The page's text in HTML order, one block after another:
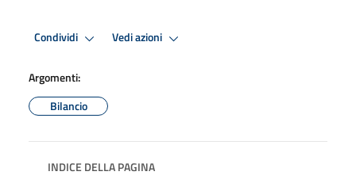
Condividi Vedi azioni
Argomenti:
Bilancio
INDICE DELLA PAGINA